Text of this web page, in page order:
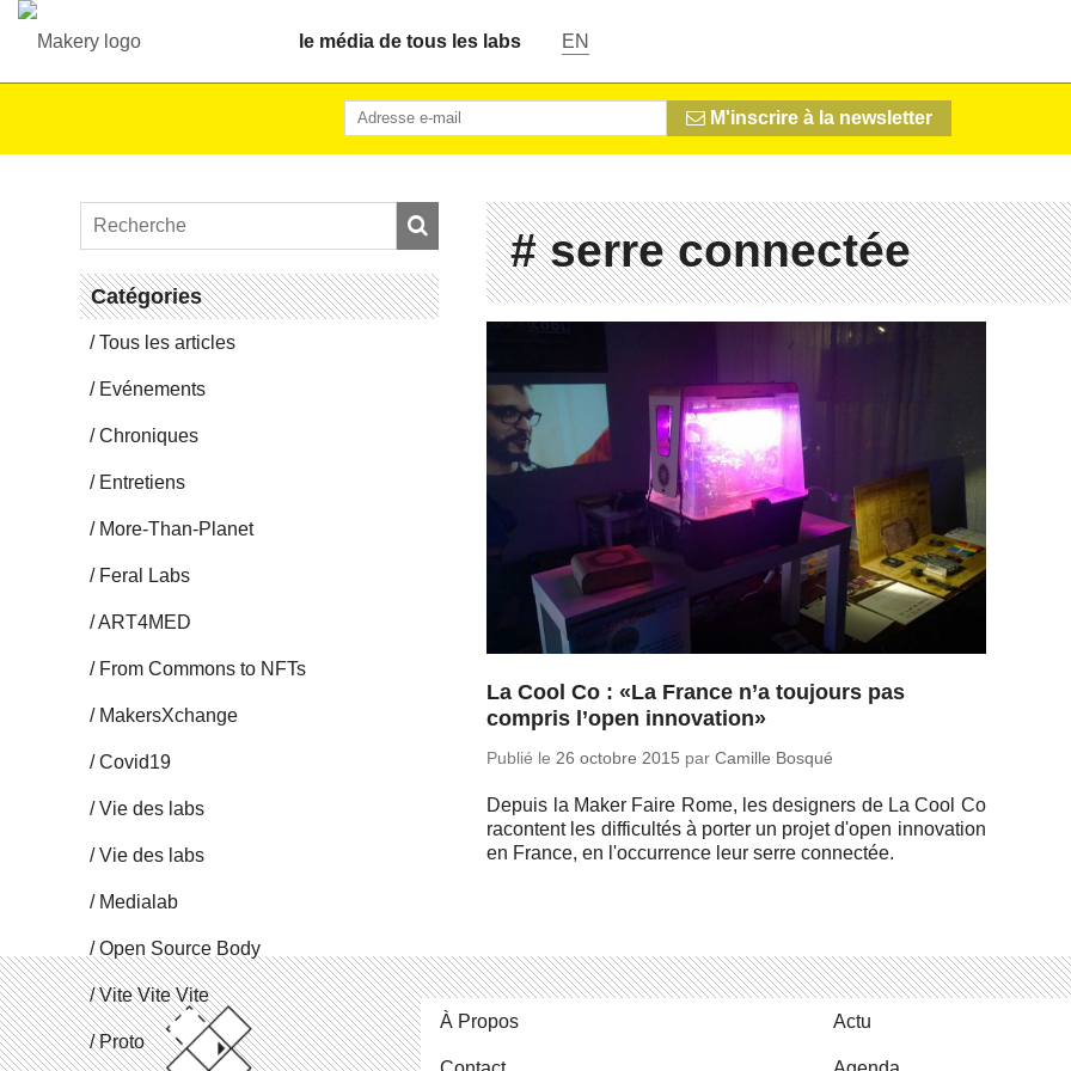
le média de tous les labs EN
M'inscrire à la newsletter
Ca­té­go­ries
Tous les articles
Evé­ne­ments
Chro­niques
En­tre­tiens
More-Than-Pla­net
Feral Labs
ART4MED
From Commons to NFTs
Ma­kersX­change
Covid19
Vie des labs
Vie des labs
Me­dia­lab
Open Source Body
Vite Vite Vite
Proto
# serre connectée
La Cool Co : «La France n’a toujours pas
compris l’open innovation»
Publié le26 octobre 2015 parCamille Bosqué
Depuis la Maker Faire Rome, les de­si­gners de La Cool Co
ra­content les dif­fi­cul­tés à porter un projet d'open in­no­va­tion
en France, en l'oc­cur­rence leur serre connectée.
À Propos Actu